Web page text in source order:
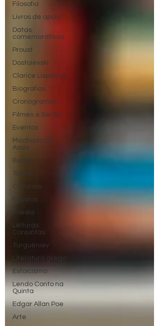
Filosofia
Livros de apoio
Datas
comemorativas
Proust
Dostoiévski
Clarice Lispector
Biografias
Cronogramas
Filmes e Séries
Eventos
Machado de
Assis
Balzac
Tolstói
Culturais
Ensaios
Poesia
Leituras
Conjuntas
Turguêniev
Literatura grega
Estoicismo
Lendo Conto na
Quinta
Edgar Allan Poe
Arte